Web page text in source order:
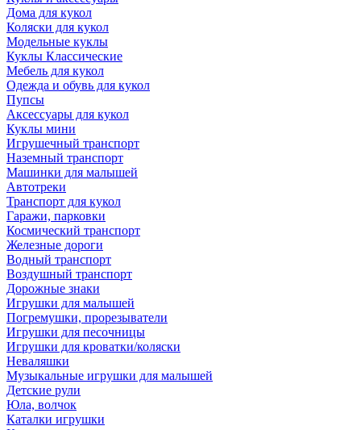
Дома для кукол
Коляски для кукол
Модельные куклы
Куклы Классические
Мебель для кукол
Одежда и обувь для кукол
Пупсы
Аксессуары для кукол
Куклы мини
Игрушечный транспорт
Наземный транспорт
Машинки для малышей
Автотреки
Транспорт для кукол
Гаражи, парковки
Космический транспорт
Железные дороги
Водный транспорт
Воздушный транспорт
Дорожные знаки
Игрушки для малышей
Погремушки, прорезыватели
Игрушки для песочницы
Игрушки для кроватки/коляски
Неваляшки
Музыкальные игрушки для малышей
Детские рули
Юла, волчок
Каталки игрушки